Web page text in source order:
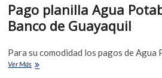
Pago planilla Agua
Banco de Guayaquil
Para su comodidad los pagos de
Ver Más